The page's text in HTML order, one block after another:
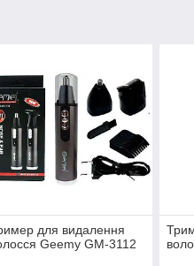
для видалення
Geemy GM-3112